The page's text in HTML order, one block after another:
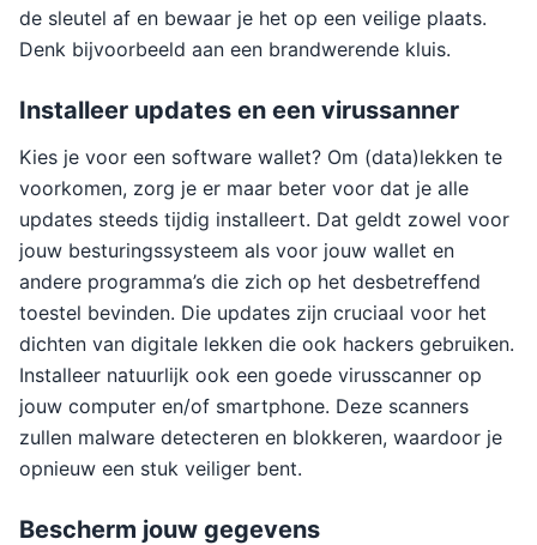
de sleutel af en bewaar je het op een veilige plaats.
Denk bijvoorbeeld aan een brandwerende kluis.
Installeer updates en een virussanner
Kies je voor een software wallet? Om (data)lekken te
voorkomen, zorg je er maar beter voor dat je alle
updates steeds tijdig installeert. Dat geldt zowel voor
jouw besturingssysteem als voor jouw wallet en
andere programma’s die zich op het desbetreffend
toestel bevinden. Die updates zijn cruciaal voor het
dichten van digitale lekken die ook hackers gebruiken.
Installeer natuurlijk ook een goede virusscanner op
jouw computer en/of smartphone. Deze scanners
zullen malware detecteren en blokkeren, waardoor je
opnieuw een stuk veiliger bent.
Bescherm jouw gegevens